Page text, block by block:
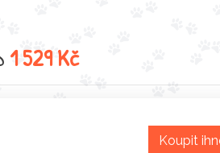
1 529 Kč
Koupit